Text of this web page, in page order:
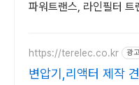
파워트랜스, 라인필터 트
https://terelec.co.kr 광
변압기,리액터 제작